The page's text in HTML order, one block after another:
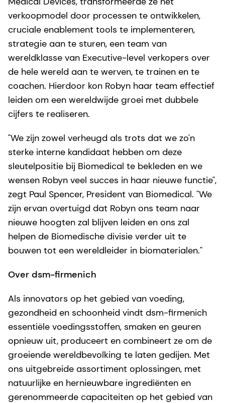
verkoopmodel door processen te ontwikkelen,
cruciale enablement tools te implementeren,
strategie aan te sturen, een team van
wereldklasse van Executive-level verkopers over
de hele wereld aan te werven, te trainen en te
coachen. Hierdoor kon Robyn haar team effectief
leiden om een wereldwijde groei met dubbele
cijfers te realiseren.
"We zijn zowel verheugd als trots dat we zo'n
sterke interne kandidaat hebben om deze
sleutelpositie bij Biomedical te bekleden en we
wensen Robyn veel succes in haar nieuwe functie",
zegt Paul Spencer, President van Biomedical. "We
zijn ervan overtuigd dat Robyn ons team naar
nieuwe hoogten zal blijven leiden en ons zal
helpen de Biomedische divisie verder uit te
bouwen tot een wereldleider in biomaterialen."
Over dsm-firmenich
Als innovators op het gebied van voeding,
gezondheid en schoonheid vindt dsm-firmenich
essentiële voedingsstoffen, smaken en geuren
opnieuw uit, produceert en combineert ze om de
groeiende wereldbevolking te laten gedijen. Met
ons uitgebreide assortiment oplossingen, met
natuurlijke en hernieuwbare ingrediënten en
gerenommeerde capaciteiten op het gebied van